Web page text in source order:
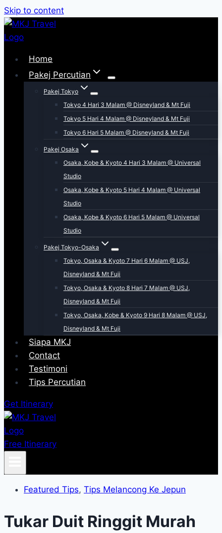
Skip to content
Home
Pakej Percutian
Pakej Tokyo
Tokyo 4 Hari 3 Malam @ Disneyland & Mt Fuji
Tokyo 5 Hari 4 Malam @ Disneyland & Mt Fuji
Tokyo 6 Hari 5 Malam @ Disneyland & Mt Fuji
Pakej Osaka
Osaka, Kobe & Kyoto 4 Hari 3 Malam @ Universal
Studio
Osaka, Kobe & Kyoto 5 Hari 4 Malam @ Universal
Studio
Osaka, Kobe & Kyoto 6 Hari 5 Malam @ Universal
Studio
Pakej Tokyo-Osaka
Tokyo, Osaka & Kyoto 7 Hari 6 Malam @ USJ,
Disneyland & Mt Fuji
Tokyo, Osaka & Kyoto 8 Hari 7 Malam @ USJ,
Disneyland & Mt Fuji
Tokyo, Osaka, Kobe & Kyoto 9 Hari 8 Malam @ USJ,
Disneyland & Mt Fuji
Siapa MKJ
Contact
Testimoni
Tips Percutian
Get Itinerary
Free Itinerary
Featured Tips, Tips Melancong Ke Jepun
Tukar Duit Ringgit Murah